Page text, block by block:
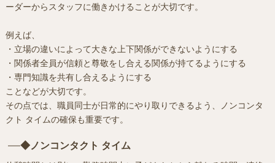
ーダーからスタッフに働きかけることが大切です。
例えば、
・立場の違いによって大きな上下関係ができないようにする
・関係者全員が信頼と尊敬をし合える関係が持てるようにする
・専門知識を共有し合えるようにする
ことなどが大切です。
その点では、職員同士が日常的にやり取りできるよう、ノンコンタ
クト タイムの確保も重要です。
◆ノンコンタクト タイム